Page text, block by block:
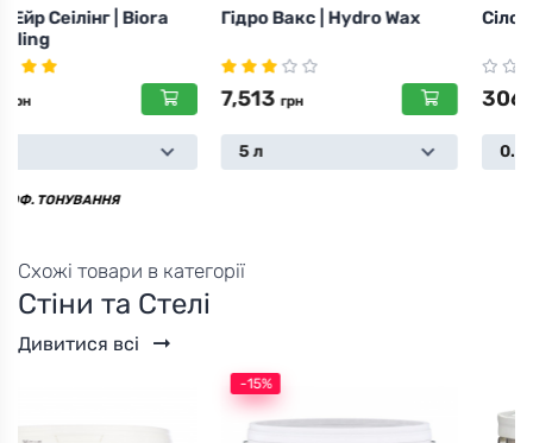
Гідро Вакс | Hydro Wax
7,513
Сілора LW
306
Схожі товари в категорії
Стіни та Стелі
Дивитися всі